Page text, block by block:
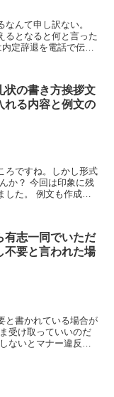
んて申し訳ない。
るとなると何と言った
状の書き方挨拶文
れる内容と例文の
ろですね。しかし形式
象に残
した。 例文も作成し
有志一同でいただ
不要と言われた場
と書かれている場合が
受け取っていいのだ
ないとマナー違反に